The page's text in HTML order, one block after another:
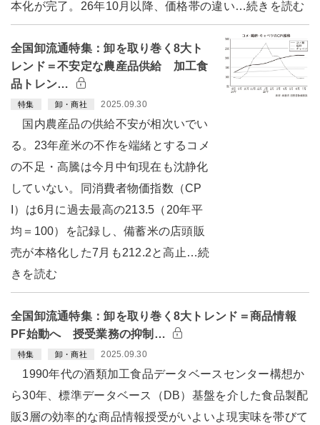
本化が完了。26年10月以降、価格帯の違い…続きを読む
全国卸流通特集：卸を取り巻く8大ト
レンド＝不安定な農産品供給 加工食
品トレン…
特集 卸・商社 2025.09.30
国内農産品の供給不安が相次いでい
る。23年産米の不作を端緒とするコメ
の不足・高騰は今月中旬現在も沈静化
していない。同消費者物価指数（CP
I）は6月に過去最高の213.5（20年平
均＝100）を記録し、備蓄米の店頭販
売が本格化した7月も212.2と高止…続
きを読む
全国卸流通特集：卸を取り巻く8大トレンド＝商品情報
PF始動へ 授受業務の抑制…
特集 卸・商社 2025.09.30
1990年代の酒類加工食品データベースセンター構想か
ら30年、標準データベース（DB）基盤を介した食品製配
販3層の効率的な商品情報授受がいよいよ現実味を帯びて